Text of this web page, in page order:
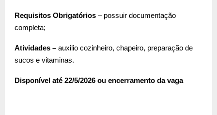
Requisitos Obrigatórios – possuir documentação
completa;
Atividades – auxilio cozinheiro, chapeiro, preparação de
sucos e vitaminas.
Disponível até 22/5/2026 ou encerramento da vaga